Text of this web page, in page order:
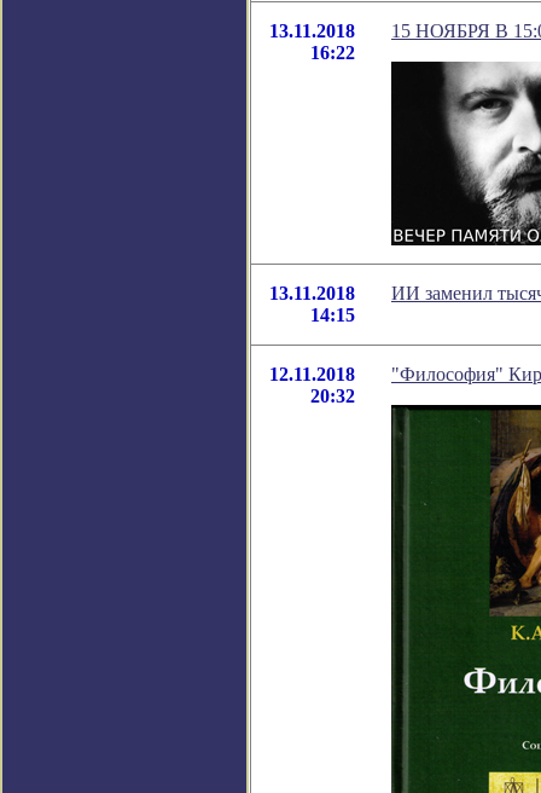
13.11.2018
16:22
15 НОЯБРЯ В
13.11.2018
14:15
ИИ заменил
12.11.2018
20:32
"Философия"